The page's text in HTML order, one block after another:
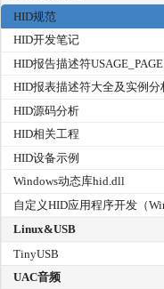
HID规范
HID开发笔记
HID报告描述符USAGE_PAGE
HID报表描述符大全及实例分
HID源码分析
HID相关工程
HID设备示例
Windows动态库hid.dll
自定义HID应用程序开发（
Linux&USB
TinyUSB
UAC音频